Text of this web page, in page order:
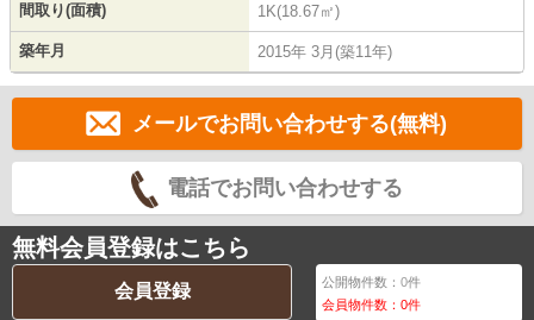
間取り(面積) 1K(18.67㎡)
築年月 2015年 3月(築11年)
メールでお問い合わせする(無料)
電話でお問い合わせする
無料会員登録はこちら
会員登録 公開物件数：0件
会員物件数：0件